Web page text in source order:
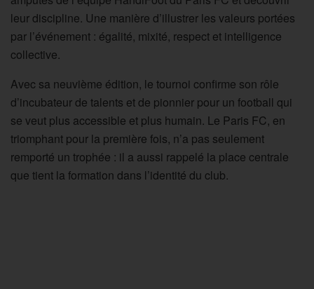
leur discipline. Une manière d’illustrer les valeurs portées
par l’événement : égalité, mixité, respect et intelligence
collective.
Avec sa neuvième édition, le tournoi confirme son rôle
d’incubateur de talents et de pionnier pour un football qui
se veut plus accessible et plus humain. Le Paris FC, en
triomphant pour la première fois, n’a pas seulement
remporté un trophée : il a aussi rappelé la place centrale
que tient la formation dans l’identité du club.